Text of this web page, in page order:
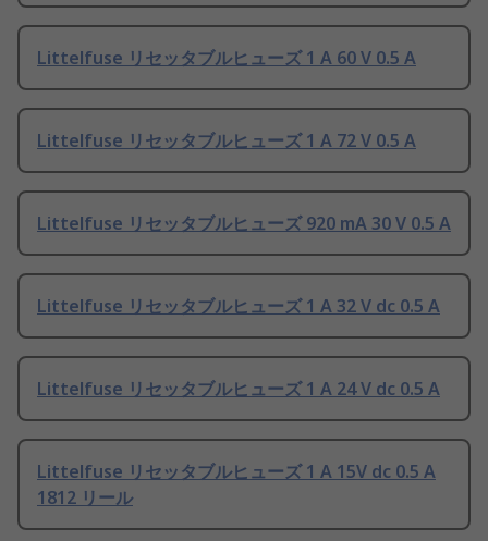
Littelfuse リセッタブルヒューズ 1 A 60 V 0.5 A
Littelfuse リセッタブルヒューズ 1 A 72 V 0.5 A
Littelfuse リセッタブルヒューズ 920 mA 30 V 0.5 A
Littelfuse リセッタブルヒューズ 1 A 32 V dc 0.5 A
Littelfuse リセッタブルヒューズ 1 A 24 V dc 0.5 A
Littelfuse リセッタブルヒューズ 1 A 15V dc 0.5 A
1812 リール